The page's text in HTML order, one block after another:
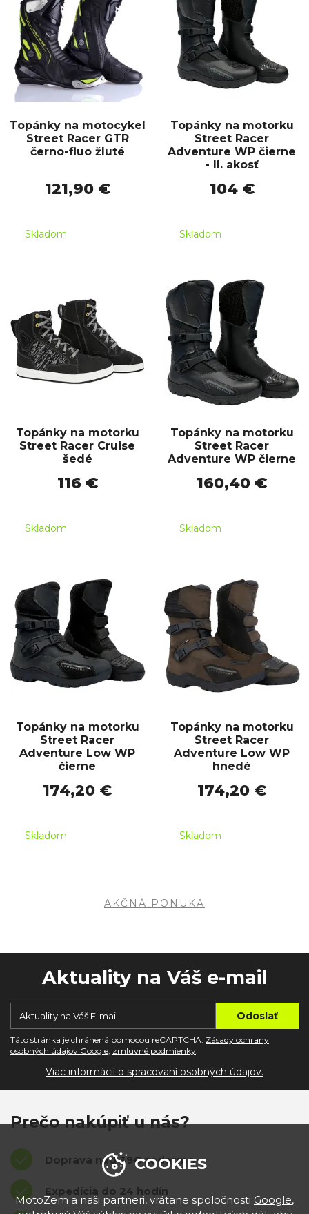
Topánky na motocykel
Street Racer GTR
černo-fluo žluté
121,90 €
Skladom
Topánky na motorku
Street Racer
Adventure WP čierne
- II. akosť
104 €
Skladom
Topánky na motorku
Street Racer Cruise
šedé
116 €
Skladom
Topánky na motorku
Street Racer
Adventure WP čierne
160,40 €
Skladom
Topánky na motorku
Street Racer
Adventure Low WP
čierne
174,20 €
Skladom
Topánky na motorku
Street Racer
Adventure Low WP
hnedé
174,20 €
Skladom
AKČNÁ PONUKA
Aktuality na Váš e-mail
Táto stránka je chránená pomocou reCAPTCHA. Zásady ochrany
osobných údajov Google zmluvné podmienky
Viac informácií o spracovaní osobných údajov.
Prečo nakúpiť u nás?
Doprava nad 39€ zadarmo
Expedícia do 24 hodín
COOKIES
MotoZem a naši partneri, vrátane spoločnosti Google,